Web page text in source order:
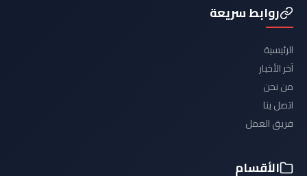
روابط سريعة
الرئيسية
آخر الأخبار
من نحن
اتصل بنا
فريق العمل
الأقسام